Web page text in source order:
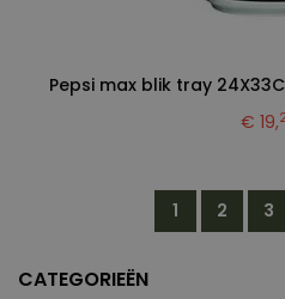
Pepsi max blik tray
€ 19,
1 2 3
CATEGORIEËN